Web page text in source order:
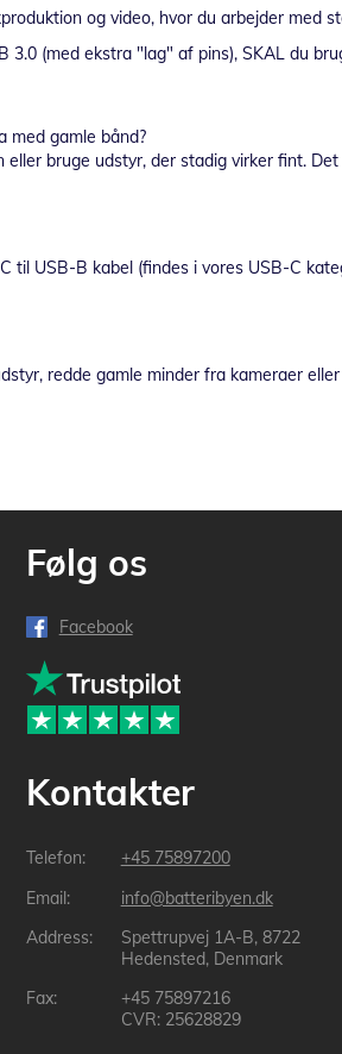
og video, hvor du arbejder med
(med ekstra "lag" af pins), SKAL du
med gamle bånd?
bruge udstyr, der stadig virker fint.
USB-B kabel (findes i vores USB-C
redde gamle minder fra kameraer
Følg os
Facebook
Kontakter
+45 75897200
info@batteribyen.dk
Spettrupvej 1A-B, 8722
Hedensted, Denmark
+45 75897216
CVR: 25628829